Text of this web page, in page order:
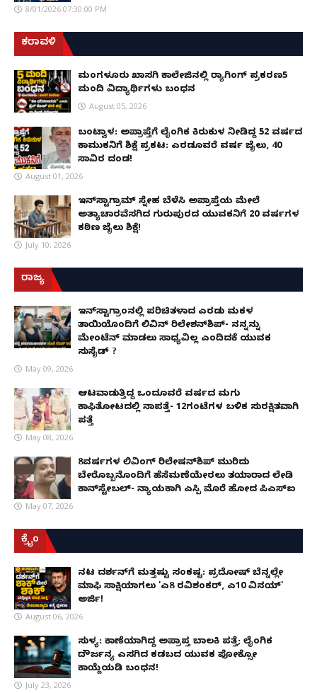
8/01/2026 07:30:00 PM
ಕರಾವಳಿ
ಮಂಗಳೂರು ಖಾಸಗಿ ಕಾಲೇಜಿನಲ್ಲಿ ರ‌್ಯಾಗಿಂಗ್ ಪ್ರಕರಣ5
ಮಂದಿ ವಿದ್ಯಾರ್ಥಿಗಳು ಬಂಧನ
August 05, 2026
ಬಂಟ್ವಾಳ: ಅಪ್ರಾಪ್ತೆಗೆ ಲೈಂಗಿಕ ಕಿರುಕುಳ ನೀಡಿದ್ದ 52 ವರ್ಷದ
ಕಾಮುಕನಿಗೆ ಶಿಕ್ಷೆ ಪ್ರಕಟ: ಎರಡೂವರೆ ವರ್ಷ ಜೈಲು, ₹40
ಸಾವಿರ ದಂಡ!
August 01, 2026
ಇನ್‌ಸ್ಟಾಗ್ರಾಮ್ ಸ್ನೇಹ ಬೆಳೆಸಿ ಅಪ್ರಾಪ್ತೆಯ ಮೇಲೆ
ಅತ್ಯಾಚಾರವೆಸಗಿದ ಗುರುಪುರದ ಯುವಕನಿಗೆ 20 ವರ್ಷಗಳ
ಕಠಿಣ ಜೈಲು ಶಿಕ್ಷೆ!
July 10, 2026
ರಾಜ್ಯ
ಇನ್​ಸ್ಟಾಗ್ರಾಂನಲ್ಲಿ ಪರಿಚಿತಳಾದ ಎರಡು ಮಕ್ಕಳ
ತಾಯಿಯೊಂದಿಗೆ ಲಿವಿನ್ ರಿಲೇಶನ್​ಶಿಪ್- ನನ್ನನ್ನು
ಮೇಂಟೆನ್ ಮಾಡಲು ಸಾಧ್ಯವಿಲ್ಲ ಎಂದಿದಕ್ಕೆ ಯುವಕ
ಸುಸೈಡ್ ?
May 09, 2026
ಆಟವಾಡುತ್ತಿದ್ದ ಒಂದೂವರೆ ವರ್ಷದ ಮಗು
ಕಾಫಿತೋಟದಲ್ಲಿ ನಾಪತ್ತೆ- 12ಗಂಟೆಗಳ ಬಳಿಕ ಸುರಕ್ಷಿತವಾಗಿ
ಪತ್ತೆ
May 08, 2026
8ವರ್ಷಗಳ ಲಿವಿಂಗ್‌ ರಿಲೇಷನ್‌ಶಿಪ್ ಮುರಿದು
ಬೇರೊಬ್ಬನೊಂದಿಗೆ ಹೆಸೆಮಣೆಯೇರಲು ತಯಾರಾದ ಲೇಡಿ
ಕಾನ್‌ಸ್ಟೇಬಲ್- ನ್ಯಾಯಕ್ಕಾಗಿ ಎಸ್ಪಿ ಮೊರೆ ಹೋದ ಪಿಎಸ್ಐ
May 07, 2026
ಕ್ರೈಂ
ನಟ ದರ್ಶನ್‌ಗೆ ಮತ್ತಷ್ಟು ಸಂಕಷ್ಟ: ಪ್ರದೋಷ್ ಬೆನ್ನಲ್ಲೇ
ಮಾಫಿ ಸಾಕ್ಷಿಯಾಗಲು 'ಎ8 ರವಿಶಂಕರ್, ಎ10 ವಿನಯ್'
ಅರ್ಜಿ!
August 06, 2026
ಸುಳ್ಯ: ಕಾಣೆಯಾಗಿದ್ದ ಅಪ್ರಾಪ್ತ ಬಾಲಕಿ ಪತ್ತೆ; ಲೈಂಗಿಕ
ದೌರ್ಜನ್ಯ ಎಸಗಿದ ಕಡಬದ ಯುವಕ ಪೋಕ್ಸೋ
ಕಾಯ್ದೆಯಡಿ ಬಂಧನ!
July 23, 2026